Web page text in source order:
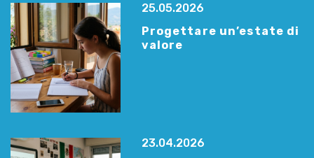
25.05.2026
Progettare un’estate di
valore
23.04.2026